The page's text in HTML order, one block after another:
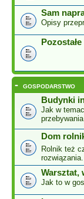
Sam
Opisy
Pozostałe
- GOSPODARSTWO
Budynki
Jak w
Dom
Rolnik też
rozwiązania.
Warsztat,
Jak to w